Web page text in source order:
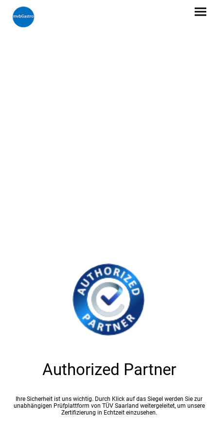
Authorized Partner
Ihre Sicherheit ist uns wichtig. Durch Klick auf das Siegel werden Sie zur
unabhängigen Prüfplattform von TÜV Saarland weitergeleitet, um unsere
Zertifizierung in Echtzeit einzusehen.